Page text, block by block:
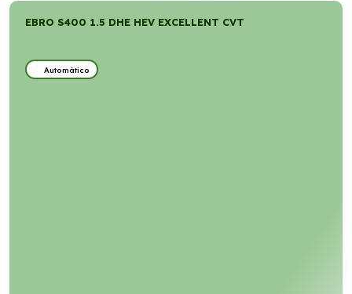
EBRO S400 1.5 DHE HEV EXCELLENT CVT
Automático